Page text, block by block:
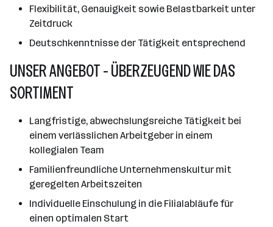
Flexibilität, Genauigkeit sowie Belastbarkeit unter
Zeitdruck
Deutschkenntnisse der Tätigkeit entsprechend
UNSER ANGEBOT - ÜBERZEUGEND WIE DAS
SORTIMENT
Langfristige, abwechslungsreiche Tätigkeit bei
einem verlässlichen Arbeitgeber in einem
kollegialen Team
Familienfreundliche Unternehmenskultur mit
geregelten Arbeitszeiten
Individuelle Einschulung in die Filialabläufe für
einen optimalen Start